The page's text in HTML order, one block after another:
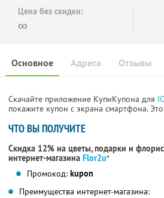
Цена без скидки:
∞
Основное Отзывы
Адреса
Скачайте приложение КупиКупона для
покажите купон с экрана смартфона.
ЧТО ВЫ ПОЛУЧИТЕ
Скидка 12% на цветы, подарки и
интернет-магазина Flor2u*
Промокод: kupon
Преимущества интернет-магазина: